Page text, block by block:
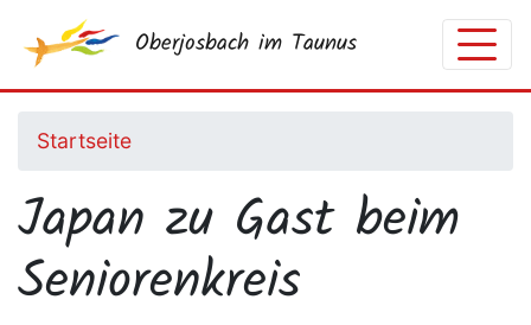
zum
Oberjosbach im Taunus
Startseite
Japan zu Gast beim
Seniorenkreis